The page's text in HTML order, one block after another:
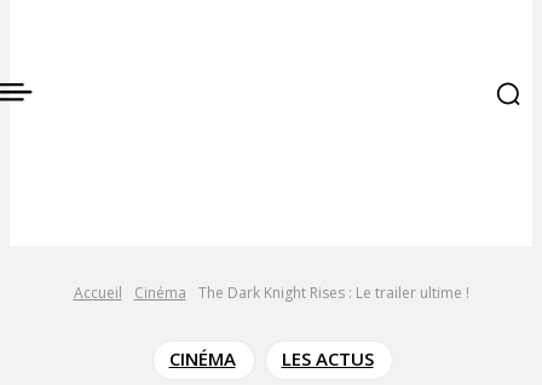
Accueil Cinéma The Dark Knight Rises : Le trailer ultime !
CINÉMA LES ACTUS